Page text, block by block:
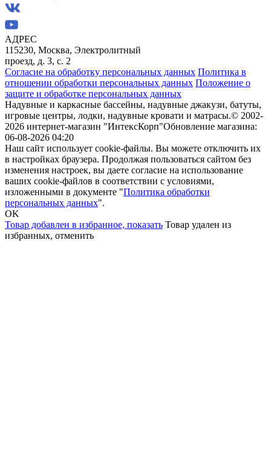
АДРЕС
115230, Москва, Электролитный
проезд, д. 3, с. 2
Согласие на обработку персональных данных Политика в
отношении обработки персональных данных Положение о
защите и обработке персональных данных
Надувные и каркасные бассейны, надувные джакузи, батуты,
игровые центры, лодки, надувные кровати и матрасы.© 2002-
2026 интернет-магазин "ИнтексКорп"Обновление магазина:
06-08-2026 04:20
Наш сайт использует cookie-файлы. Вы можете отключить их
в настройках браузера. Продолжая пользоваться сайтом без
изменения настроек, вы даете согласие на использование
ваших cookie-файлов в соответствии с условиями,
изложенными в документе "Политика обработки
персональных данных".
OK
Товар добавлен в избранное, показать Товар удален из
избранных, отменить